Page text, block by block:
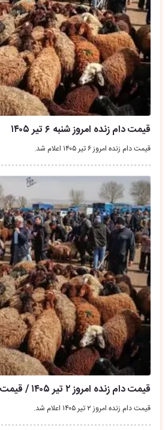
قیمت دام زنده امروز شنبه ۶ تیر ۱۴۰۵
قیمت دام زنده امروز ۶ تیر ۱۴۰۵ اعلام شد.
قیمت دام زنده امروز ۲ تیر ۱۴۰۵ / قیمت گوساله چند؟
قیمت دام زنده امروز ۲ تیر ۱۴۰۵ اعلام شد.